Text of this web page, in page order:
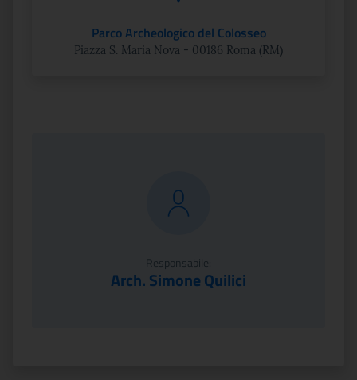
Parco Archeologico del Colosseo
Piazza S. Maria Nova - 00186 Roma (RM)
Responsabile:
Arch. Simone Quilici